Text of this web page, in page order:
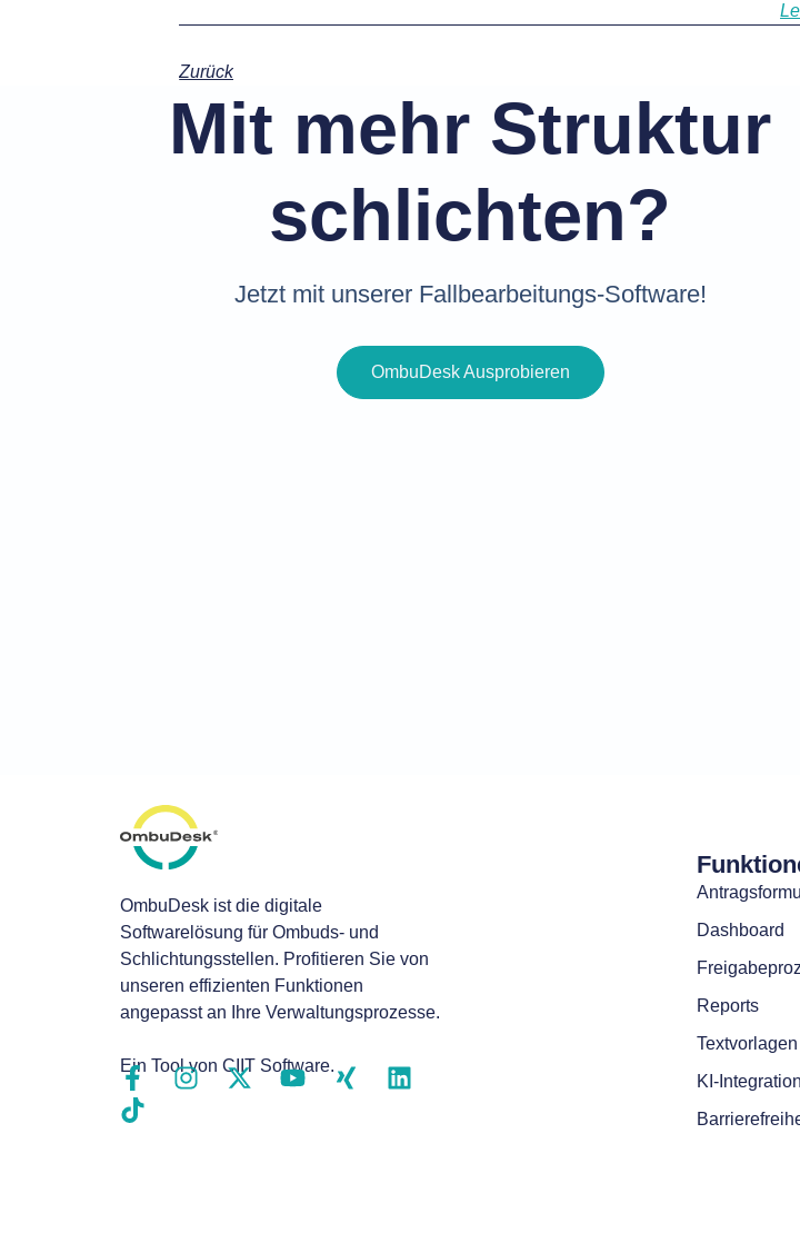
Zurück
Mit mehr Struktur
schlichten?
Jetzt mit unserer Fallbearbeitungs-Software!
OmbuDesk Ausprobieren
OmbuDesk ist die digitale
Softwarelösung für Ombuds- und
Schlichtungsstellen. Profitieren Sie von
unseren effizienten Funktionen
angepasst an Ihre Verwaltungsprozesse.
Ein Tool von CIIT Software.
Dashboard
Reports
Textvorlagen
KI-Integration